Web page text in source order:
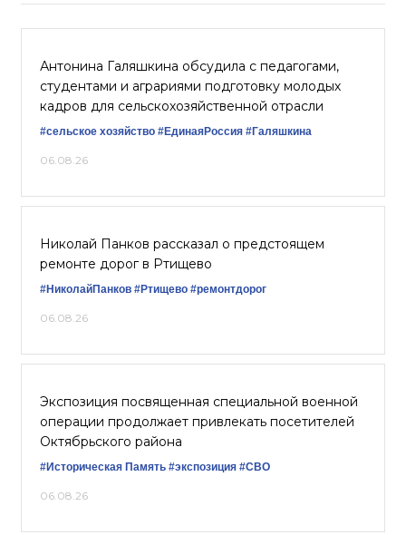
Антонина Галяшкина обсудила с педагогами,
студентами и аграриями подготовку молодых
кадров для сельскохозяйственной отрасли
#сельское хозяйство #ЕдинаяРоссия #Галяшкина
06.08.26
Николай Панков рассказал о предстоящем
ремонте дорог в Ртищево
#НиколайПанков #Ртищево #ремонтдорог
06.08.26
Экспозиция посвященная специальной военной
операции продолжает привлекать посетителей
Октябрьского района
#Историческая Память #экспозиция #СВО
06.08.26